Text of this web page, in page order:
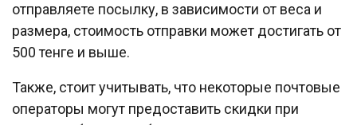
отправляете посылку, в зависимости от веса и
размера, стоимость отправки может достигать от
500 тенге и выше.
Также, стоит учитывать, что некоторые почтовые
операторы могут предоставить скидки при